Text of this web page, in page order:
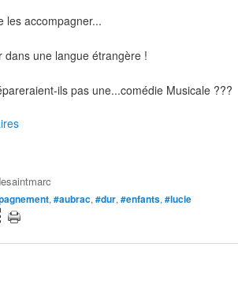
les accompagner...
dans une langue étrangère !
ils pas une...comédie Musicale ???
, #aubrac, #dur, #enfants, #lucie